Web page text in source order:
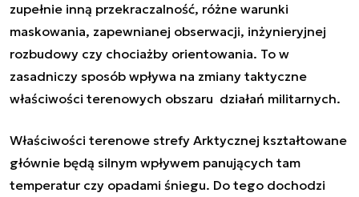
zupełnie inną przekraczalność, różne warunki
maskowania, zapewnianej obserwacji, inżynieryjnej
rozbudowy czy chociażby orientowania. To w
zasadniczy sposób wpływa na zmiany taktyczne
właściwości terenowych obszaru działań militarnych.
Właściwości terenowe strefy Arktycznej kształtowane
głównie będą silnym wpływem panujących tam
temperatur czy opadami śniegu. Do tego dochodzi